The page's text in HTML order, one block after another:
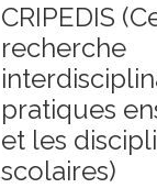
CRIPEDIS
recherche
pratiques
et les
scolaires)